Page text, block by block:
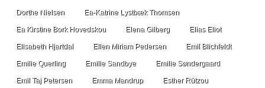
Dorthe Nielsen Ea-Katrine Lystbæk Thomsen
Ea Kirstine Bork Hovedskou Elena Gilberg Elias Eliot
Elisabeth Hjartdal Ellen Miriam Pedersen Emil Blichfeldt
Emilie Querling Emilie Sandbye Emilie Søndergaard
Emil Taj Petersen Emma Mandrup Esther Rützou